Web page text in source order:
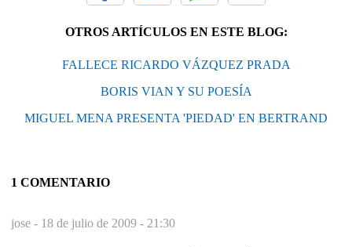
OTROS ARTÍCULOS EN ESTE BLOG:
FALLECE RICARDO VÁZQUEZ PRADA
BORIS VIAN Y SU POESÍA
MIGUEL MENA PRESENTA 'PIEDAD' EN BERTRAND
1 COMENTARIO
jose - 18 de julio de 2009 - 21:30